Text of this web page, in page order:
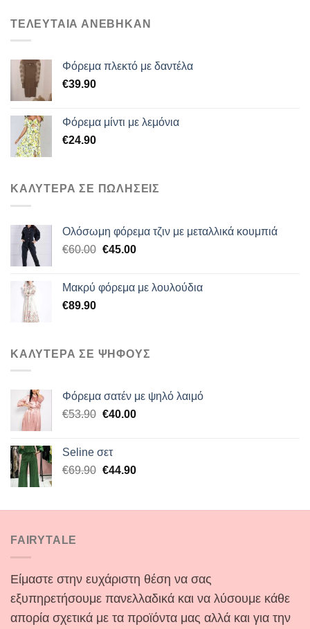
ΤΕΛΕΥΤΑΙΑ ΑΝΕΒΗΚΑΝ
Φόρεμα πλεκτό με δαντέλα
€39.90
Φόρεμα μίντι με λεμόνια
€24.90
ΚΑΛΥΤΕΡΑ ΣΕ ΠΩΛΗΣΕΙΣ
Ολόσωμη φόρεμα τζιν με μεταλλικά κουμπιά
€60.00 Original
€60.00.
€45.00Η
είναι:
Μακρύ φόρεμα με λουλούδια
€89.90
ΚΑΛΥΤΕΡΑ ΣΕ ΨΗΦΟΥΣ
Φόρεμα σατέν με ψηλό λαιμό
€53.90 Original
€53.90.
€40.00Η
€40.00.
Seline σετ
€69.90 Original
€69.90.
€44.90Η
είναι:
FAIRYTALE
Είμαστε στην ευχάριστη θέση να σας
εξυπηρετήσουμε πανελλαδικά και να λύσουμε κάθε
απορία σχετικά με τα προϊόντα μας αλλά και για την